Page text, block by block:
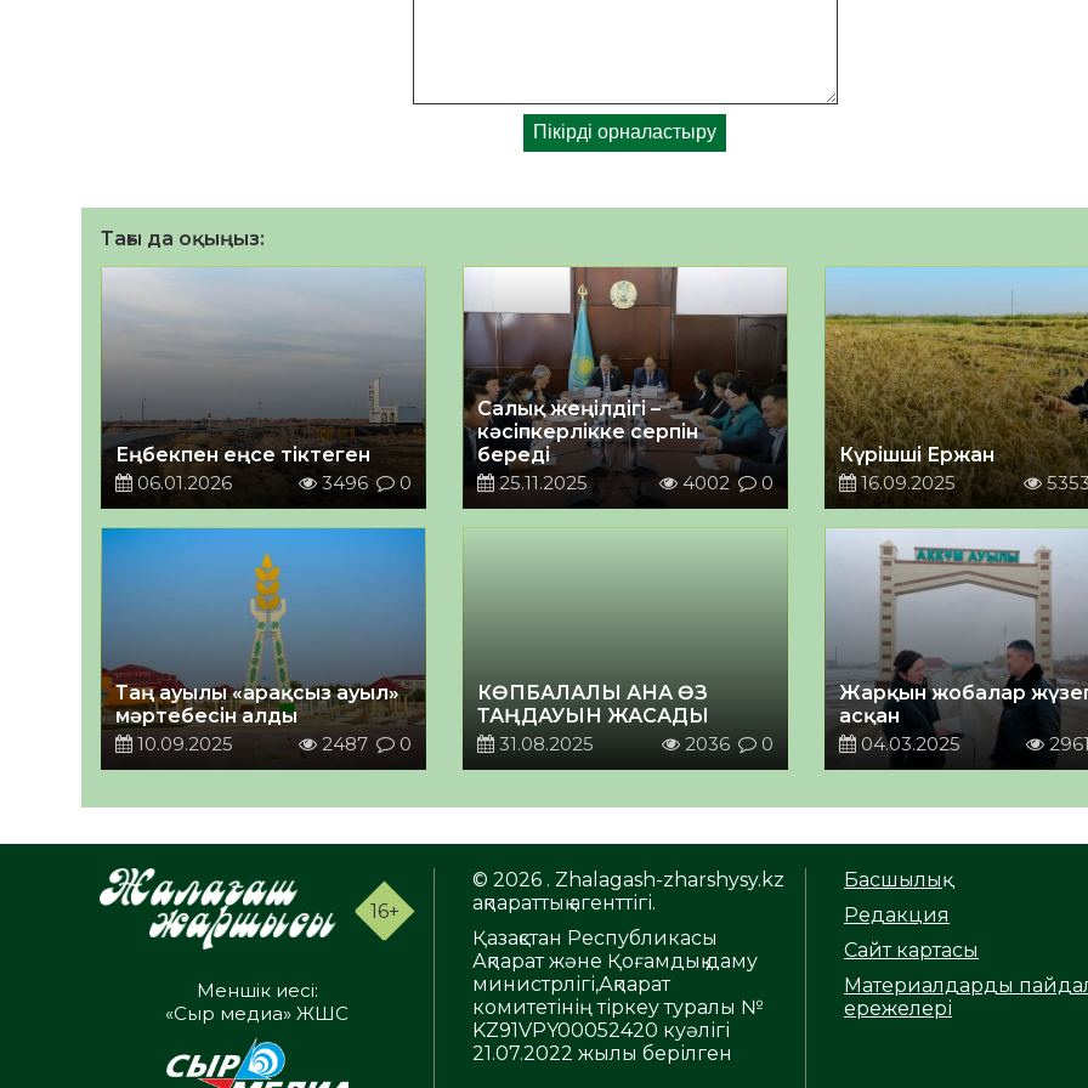
Тағы да оқыңыз:
Еңбекпен еңсе тіктеген
06.01.2026
3496 0
Салық жеңілдігі –
кәсіпкерлікке серпін
береді
25.11.2025
4002 0
Күрішші Ержан
16.09.2025
Таң ауылы «арақсыз ауыл»
мәртебесін алды
10.09.2025
2487 0
КӨПБАЛАЛЫ АНА ӨЗ
ТАҢДАУЫН ЖАСАДЫ
31.08.2025
2036 0
Жарқын жобалар
асқан
04.03.2025
16+
Меншік иесі:
«Сыр медиа» ЖШС
© 2026 . Zhalagash-zharshysy.kz
ақпараттық агенттігі.
Қазақстан Республикасы
Ақпарат және Қоғамдық даму
министрлігі,Ақпарат
комитетінің тіркеу туралы №
KZ91VPY00052420 куәлігі
21.07.2022 жылы берілген
Басшылық
Редакция
Сайт картасы
Материалдарды
ережелері